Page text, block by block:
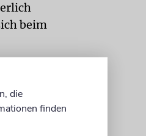
beim
war und
die
finden